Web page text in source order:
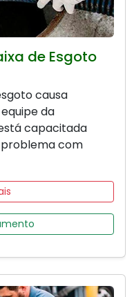
de Esgoto
causa
da
capacitada
com